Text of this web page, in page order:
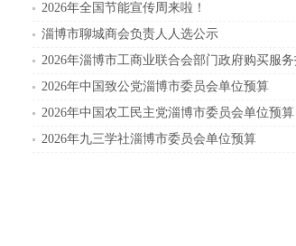
2026年全国节能宣传周来啦！
淄博市聊城商会负责人人选公示
2026年中国致公党淄博市委员会单位预算
2026年中国农工民主党淄博市委员会单位预算
2026年九三学社淄博市委员会单位预算